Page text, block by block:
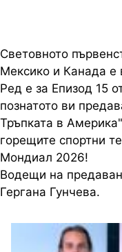
Световното
Мексико и Канада е
Ред е за Епизод 15
познатото ви
Тръпката в
горещите спортни
Мондиал 2026!
Водещи на
Гергана Гунчева.